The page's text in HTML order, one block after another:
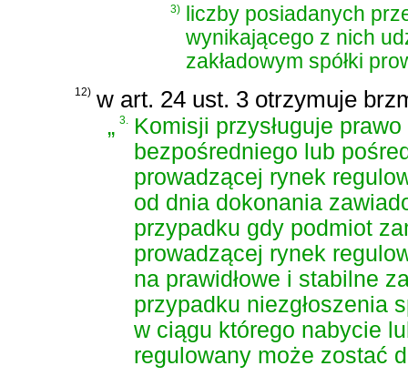
3)
liczby posiadanych
wynikającego z nich
zakładowym spółki
12) w art. 24 ust. 3 otrzymuje
„3. Komisji przysługuje
bezpośredniego lub
prowadzącej rynek
od dnia dokonania
przypadku gdy podmiot
prowadzącej rynek
na prawidłowe i stabilne
przypadku niezgłoszenia
w ciągu którego nabycie
regulowany może zostać